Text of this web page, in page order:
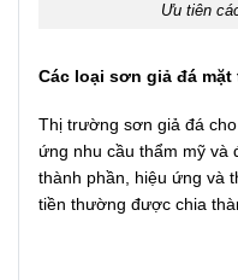
Ưu tiên
Các loại sơn giả đá
Thị trường sơn giả đá
ứng nhu cầu thẩm mỹ và
thành phần, hiệu ứng và
tiền thường được chia